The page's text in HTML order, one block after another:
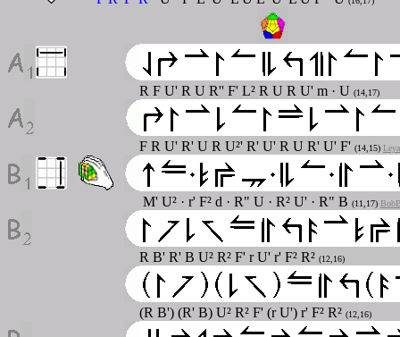
R F U' R U R'' F' L² R U R U' m · U (14,17)
F R U' R' U R U²' R' U' R U R' U' F' (14,15)
M' U² · r' F² d · R" U · R² U' · R" B (11,17)
R B' R' B U² R² F' r U' r' F² R² (12,16)
(R B') (R' B) U² R² F' (r U') r' F² R² (12,16)